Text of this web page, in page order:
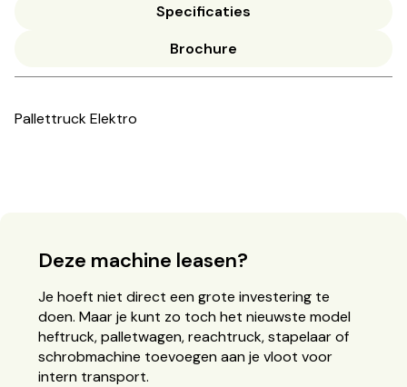
Specificaties
Brochure
Pallettruck Elektro
Deze machine leasen?
Je hoeft niet direct een grote investering te
doen. Maar je kunt zo toch het nieuwste model
heftruck, palletwagen, reachtruck, stapelaar of
schrobmachine toevoegen aan je vloot voor
intern transport.